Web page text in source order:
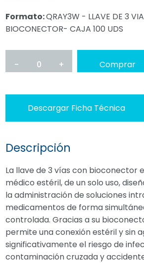
Formato:QRAY3W - LLAVE DE 3
BIOCONECTOR- CAJA 100 UDS
- 0 + Comprar
Descargar Ficha Técnica
Descripción
La llave de 3 vías con bioconector
médico estéril, de un solo uso,
la administración de soluciones
medicamentos de forma
controlada. Gracias a su
permite una conexión estéril y sin
significativamente el riesgo de
contaminación cruzada y